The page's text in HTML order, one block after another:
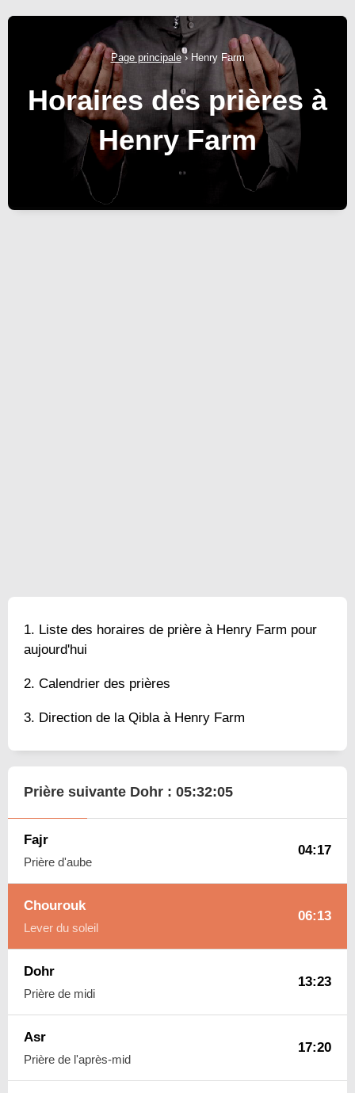
Page principale› Henry Farm
Horaires des prières à
Henry Farm
Liste des horaires de prière à Henry Farm pour
aujourd'hui
Calendrier des prières
Direction de la Qibla à Henry Farm
Prière suivante Dohr : 05:32:04
Fajr
Prière d'aube
04:17
Chourouk
Lever du soleil
06:13
Dohr
Prière de midi
13:23
Asr
Prière de l'après-mid
17:20